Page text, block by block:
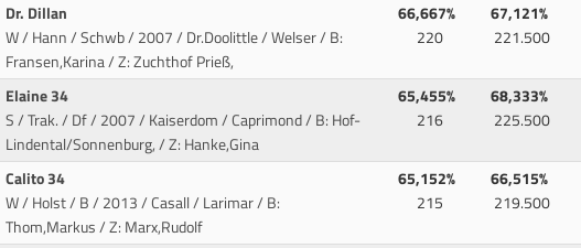
Dr. Dillan
W / Hann / Schwb / 2007 / Dr.Doolittle / Welser/ B:
Fransen,Karina / Z: Zuchthof Prieß,
66,667%
220
67,121%
221.500
Elaine 34
S / Trak. / Df / 2007 / Kaiserdom / Caprimond/ B: Hof-
Lindental/Sonnenburg, / Z: Hanke,Gina
65,455%
216
68,333%
225.500
Calito 34
W / Holst / B / 2013 / Casall / Larimar/ B:
Thom,Markus / Z: Marx,Rudolf
65,152%
215
66,515%
219.500